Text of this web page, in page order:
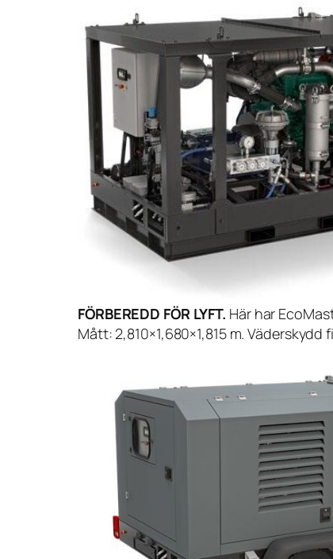
FÖRBEREDD FÖR LYFT. Här har
Mått: 2,810×1,680×1,815 m.